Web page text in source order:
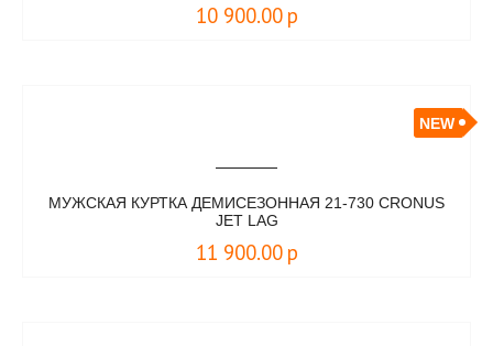
10 900.00 р
NEW
МУЖСКАЯ КУРТКА ДЕМИСЕЗОННАЯ 21-730 CRONUS
JET LAG
11 900.00 р